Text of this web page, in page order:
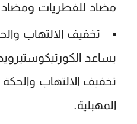
مضاد للفطريات
تخفيف الالتهاب
يساعد
تخفيف الالتهاب والحكة
المهبلية.